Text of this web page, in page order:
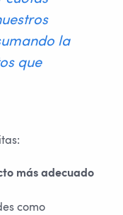
la
que
más adecuado
como